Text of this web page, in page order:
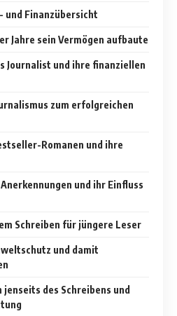
und Finanzübersicht
Jahre sein Vermögen aufbaute
Journalist und ihre finanziellen
zum erfolgreichen
Romanen und ihre
und ihr Einfluss
Schreiben für jüngere Leser
und damit
des Schreibens und